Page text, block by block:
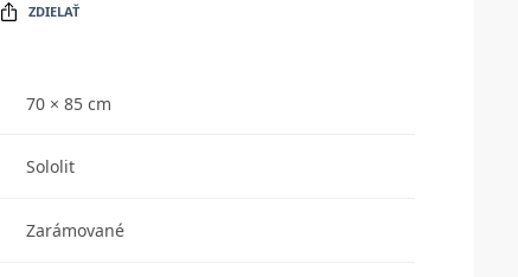
ZDIELAŤ
70 × 85 cm
Sololit
Zarámované